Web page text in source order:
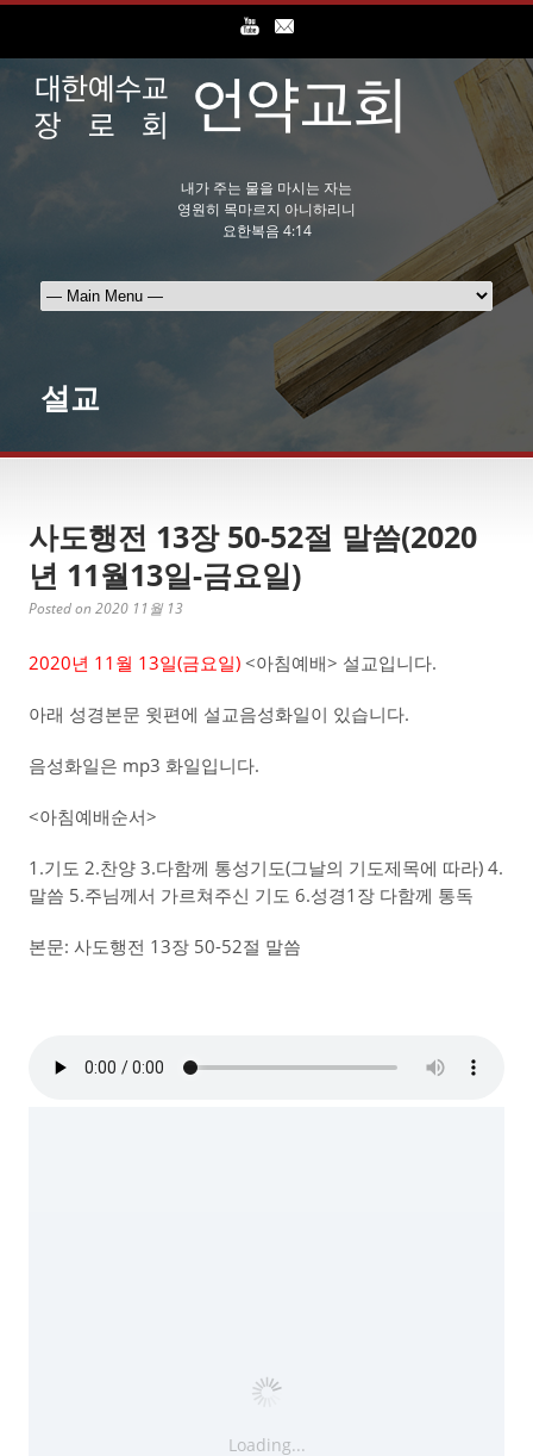
내가 주는 물을 마시는 자는
영원히 목마르지 아니하리니
요한복음 4:14
설교
사도행전 13장 50-52절 말씀(2020
년 11월13일-금요일)
Posted on 2020 11월 13
2020년 11월 13일(금요일) <아침예배> 설교입니다.
아래 성경본문 윗편에 설교음성화일이 있습니다.
음성화일은 mp3 화일입니다.
<아침예배순서>
1.기도 2.찬양 3.다함께 통성기도(그날의 기도제목에 따라) 4.
말씀 5.주님께서 가르쳐주신 기도 6.성경1장 다함께 통독
본문: 사도행전 13장 50-52절 말씀
Loading...